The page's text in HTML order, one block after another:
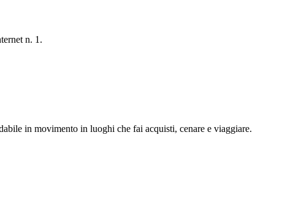
n. 1.
in movimento in luoghi che fai acquisti, cenare e viaggiare.